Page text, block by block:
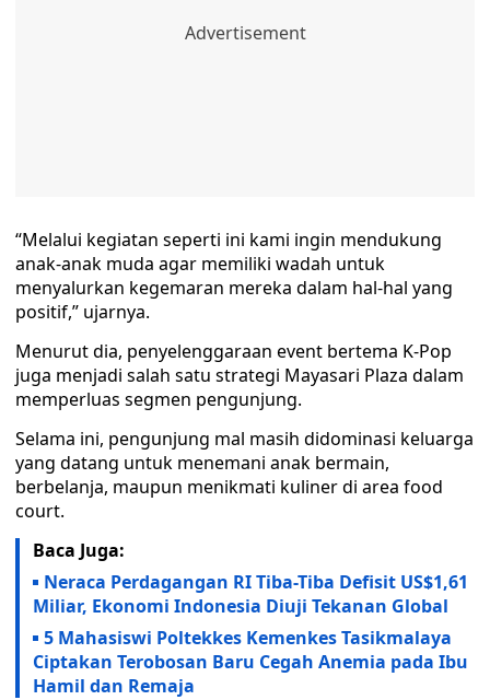
“Melalui kegiatan seperti ini kami ingin mendukung
anak-anak muda agar memiliki wadah untuk
menyalurkan kegemaran mereka dalam hal-hal yang
positif,” ujarnya.
Menurut dia, penyelenggaraan event bertema K-Pop
juga menjadi salah satu strategi Mayasari Plaza dalam
memperluas segmen pengunjung.
Selama ini, pengunjung mal masih didominasi keluarga
yang datang untuk menemani anak bermain,
berbelanja, maupun menikmati kuliner di area food
court.
Baca Juga:
Neraca Perdagangan RI Tiba-Tiba Defisit US$1,61
Miliar, Ekonomi Indonesia Diuji Tekanan Global
5 Mahasiswi Poltekkes Kemenkes Tasikmalaya
Ciptakan Terobosan Baru Cegah Anemia pada Ibu
Hamil dan Remaja